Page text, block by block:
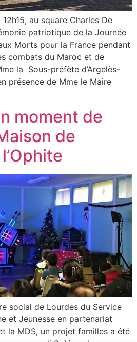
au square Charles De
patriotique de la Journée
Morts pour la France pendant
combats du Maroc et de
la Sous-préfète d’Argelès-
présence de Mme le Maire
moment de
de
social de Lourdes du Service
et Jeunesse en partenariat
la MDS, un projet familles a été